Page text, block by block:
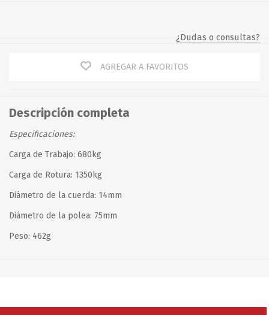
¿Dudas o consultas?
AGREGAR A FAVORITOS
Descripción completa
Especificaciones:
Carga de Trabajo: 680kg
Carga de Rotura: 1350kg
Diámetro de la cuerda: 14mm
Diámetro de la polea: 75mm
Peso: 462g